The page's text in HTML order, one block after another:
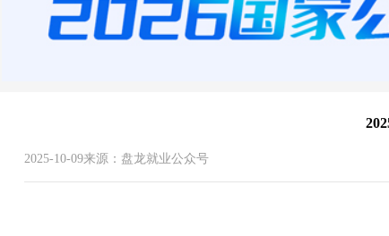
2025-10-09来源：盘龙就业公众号